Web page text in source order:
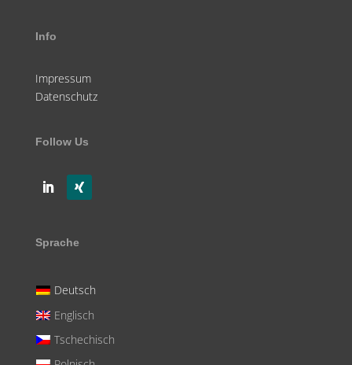
Info
Impressum
Datenschutz
Follow Us
Sprache
Deutsch
Englisch
Tschechisch